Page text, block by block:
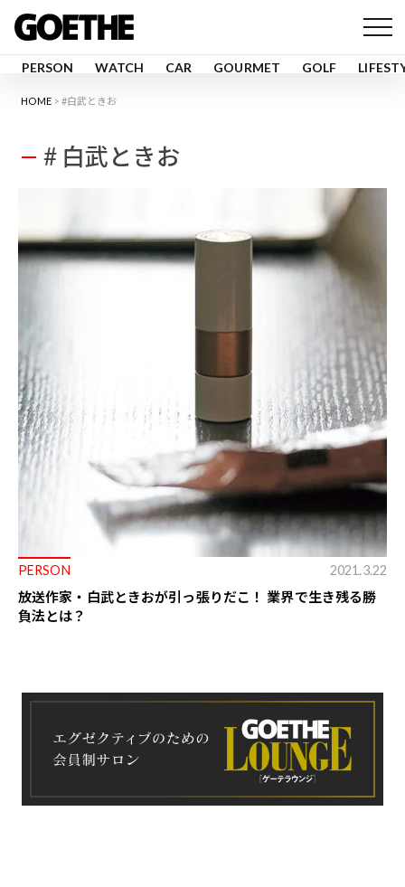
PERSON WATCH CAR GOURMET GOLF
HOME #白武ときお
# 白武ときお
PERSON 2021.3.22
放送作家・白武ときおが引っ張りだこ！ 業界で生き残る勝
負法とは？